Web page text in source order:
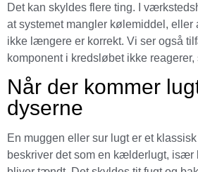
Det kan skyldes flere ting. I
at systemet mangler kølemiddel,
ikke længere er korrekt. Vi ser også
komponent i kredsløbet ikke reagerer,
Når der kommer
dyserne
En muggen eller sur lugt er et
beskriver det som en kælderlugt,